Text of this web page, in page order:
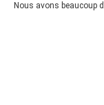
Nous avons beaucoup